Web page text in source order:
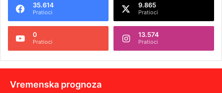
35.614
Pratioci
9.865
Pratioci
0
Pratioci
13.574
Pratioci
Vremenska prognoza